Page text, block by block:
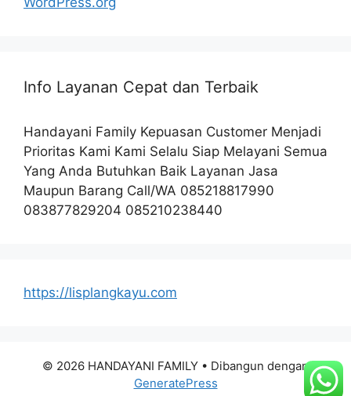
Info Layanan Cepat dan Terbaik
Handayani Family Kepuasan Customer Menjadi
Prioritas Kami Kami Selalu Siap Melayani Semua
Yang Anda Butuhkan Baik Layanan Jasa
Maupun Barang Call/WA 085218817990
083877829204 085210238440
https://lisplangkayu.com
© 2026 HANDAYANI FAMILY • Dibangun dengan
GeneratePress